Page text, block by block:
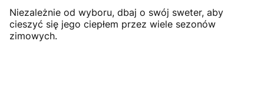
Niezależnie od wyboru, dbaj o swój sweter, aby
cieszyć się jego ciepłem przez wiele sezonów
zimowych.